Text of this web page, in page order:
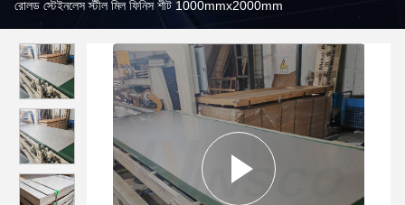
রোলড স্টেইনলেস স্টীল মিল ফিনিস শীট 1000mmx2000mm